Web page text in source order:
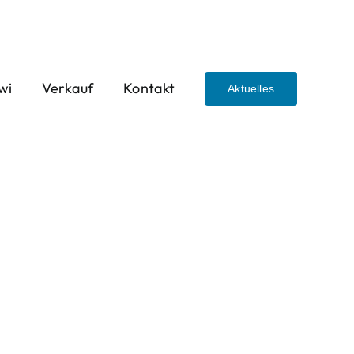
Verkauf Kontakt Aktuelles